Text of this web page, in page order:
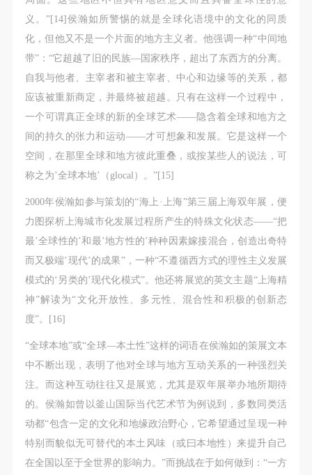
义。”[14]侯瀚如所警惕的就是全球化语境中的文化的同质
化，但他又不是一个片面的地方主义者。他强调一种“中间地
带”：“它超越了旧的民族—国家秩序，超出了东西方的分离。
自我与他者、主宰者和被主宰者、中心和边缘等的关系，都
应该被重新商定，并最终被超越。只有在这样一个过程中，
一个可谓真正全球的新的全球艺术——隐含着全球和地方之
间的持久的张力和运动——才可想象和发展。它是这样一个
空间，在那里全球和地方彼此重叠，或按某些人的说法，可
称之为’全球本地’（glocal）。”[15]
2000年侯瀚如参与策划的“海上·上海”第三届上海双年展，便
力图探析上海城市化发展过程所产生的特殊文化状态——“把
最’全球性的’和最’地方性的’种种因素嫁接混合，创造出奇特
而又极端’现代’的成果”，一种“不遵循西方式的理性主义发展
模式的‘另类的’现代化模式”。他还将展览的英文主题“上海精
神”解读为“文化开放性、多元性、混合性和积极的创新态
度”。[16]
“全球本地”或“全球—本土性”这样的词语在侯瀚如的策展文本
中不断出现，表明了他对全球与地方互动关系的一种强烈关
注。而这种互动往往又是展览，尤其是双年展举办地所期待
的。侯瀚如曾以釜山国际当代艺术节为例说到，多数同类活
动都“包含一定的文化和地缘政治野心，它希望通过呈现一种
特别而貌似无可替代的本土风味（或曰本地性）来提升自己
在全国以至于全世界的影响力。”而挑战在于如何做到：“一方
验证码
登录
可使用雅昌艺术网会员账户登录